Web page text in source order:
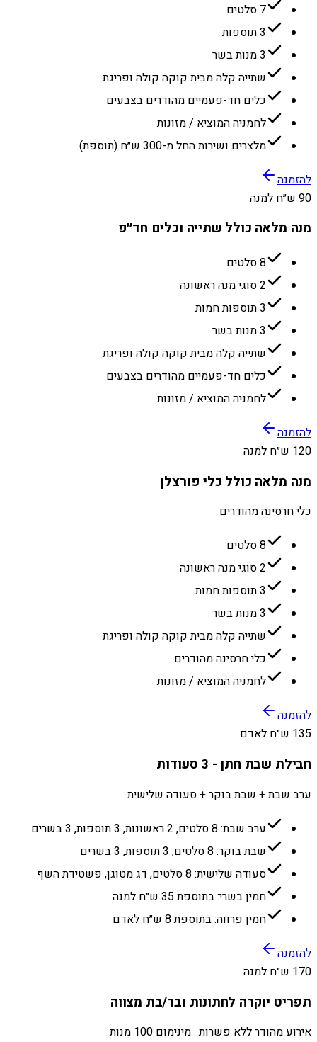
7 סלטים
3 תוספות
3 מנות בשר
שתייה קלה מבית קוקה קולה ופריגת
כלים חד-פעמיים מהודרים בצבעים
לחמניה המוציא / מזונות
מלצרים ושירות החל מ-300 ש״ח (תוספת)
להזמנה
90 ש״ח למנה
מנה מלאה כולל שתייה וכלים חד״פ
8 סלטים
2 סוגי מנה ראשונה
3 תוספות חמות
3 מנות בשר
שתייה קלה מבית קוקה קולה ופריגת
כלים חד-פעמיים מהודרים בצבעים
לחמניה המוציא / מזונות
להזמנה
120 ש״ח למנה
מנה מלאה כולל כלי פורצלן
כלי חרסינה מהודרים
8 סלטים
2 סוגי מנה ראשונה
3 תוספות חמות
3 מנות בשר
שתייה קלה מבית קוקה קולה ופריגת
כלי חרסינה מהודרים
לחמניה המוציא / מזונות
להזמנה
135 ש״ח לאדם
חבילת שבת חתן - 3 סעודות
ערב שבת + שבת בוקר + סעודה שלישית
ערב שבת: 8 סלטים, 2 ראשונות, 3 תוספות, 3 בשרים
שבת בוקר: 8 סלטים, 3 תוספות, 3 בשרים
סעודה שלישית: 8 סלטים, דג מטוגן, פשטידת השף
חמין בשרי: בתוספת 35 ש״ח למנה
חמין פרווה: בתוספת 8 ש״ח לאדם
להזמנה
170 ש״ח למנה
תפריט יוקרה לחתונות ובר/בת מצווה
אירוע מהודר ללא פשרות · מינימום 100 מנות